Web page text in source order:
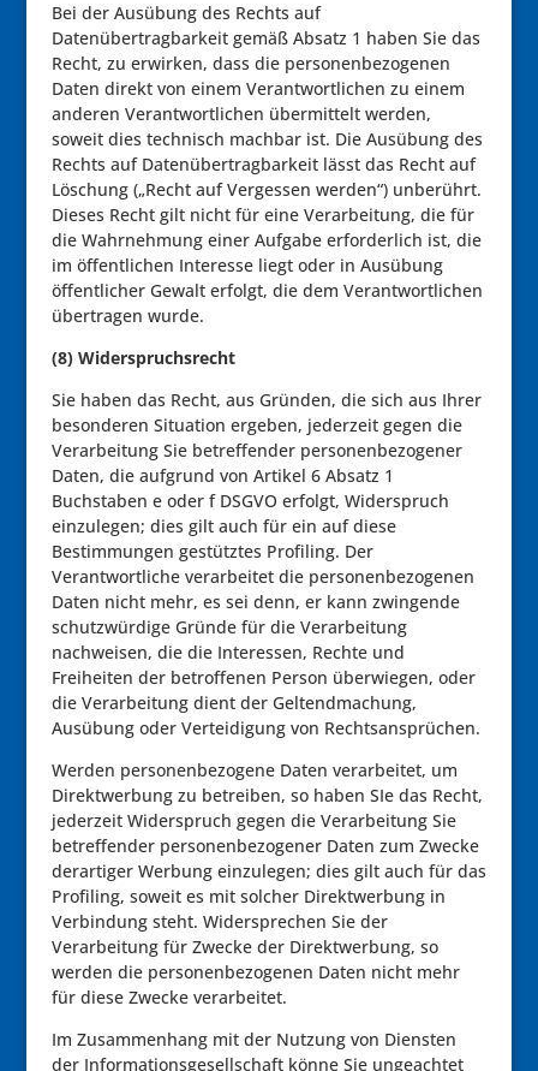
Bei der Ausübung des Rechts auf
Datenübertragbarkeit gemäß Absatz 1 haben Sie das
Recht, zu erwirken, dass die personenbezogenen
Daten direkt von einem Verantwortlichen zu einem
anderen Verantwortlichen übermittelt werden,
soweit dies technisch machbar ist. Die Ausübung des
Rechts auf Datenübertragbarkeit lässt das Recht auf
Löschung („Recht auf Vergessen werden“) unberührt.
Dieses Recht gilt nicht für eine Verarbeitung, die für
die Wahrnehmung einer Aufgabe erforderlich ist, die
im öffentlichen Interesse liegt oder in Ausübung
öffentlicher Gewalt erfolgt, die dem Verantwortlichen
übertragen wurde.
(8) Widerspruchsrecht
Sie haben das Recht, aus Gründen, die sich aus Ihrer
besonderen Situation ergeben, jederzeit gegen die
Verarbeitung Sie betreffender personenbezogener
Daten, die aufgrund von Artikel 6 Absatz 1
Buchstaben e oder f DSGVO erfolgt, Widerspruch
einzulegen; dies gilt auch für ein auf diese
Bestimmungen gestütztes Profiling. Der
Verantwortliche verarbeitet die personenbezogenen
Daten nicht mehr, es sei denn, er kann zwingende
schutzwürdige Gründe für die Verarbeitung
nachweisen, die die Interessen, Rechte und
Freiheiten der betroffenen Person überwiegen, oder
die Verarbeitung dient der Geltendmachung,
Ausübung oder Verteidigung von Rechtsansprüchen.
Werden personenbezogene Daten verarbeitet, um
Direktwerbung zu betreiben, so haben SIe das Recht,
jederzeit Widerspruch gegen die Verarbeitung Sie
betreffender personenbezogener Daten zum Zwecke
derartiger Werbung einzulegen; dies gilt auch für das
Profiling, soweit es mit solcher Direktwerbung in
Verbindung steht. Widersprechen Sie der
Verarbeitung für Zwecke der Direktwerbung, so
werden die personenbezogenen Daten nicht mehr
für diese Zwecke verarbeitet.
Im Zusammenhang mit der Nutzung von Diensten
der Informationsgesellschaft könne Sie ungeachtet